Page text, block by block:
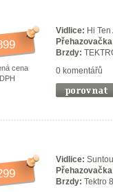
cena
Vidlice: Hi Ten
Brzdy:
0 komentářů
Vidlice:
Brzdy: Tektro